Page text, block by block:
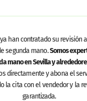
han contratado su revisión
segunda mano.Somos
mano en Sevilla y
directamente y abona el
la cita con el vendedor y la
garantizada.